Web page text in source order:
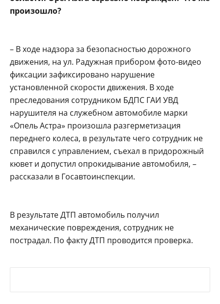
произошло?
– В ходе надзора за безопасностью дорожного
движения, на ул. Радужная прибором фото-видео
фиксации зафиксировано нарушение
установленной скорости движения. В ходе
преследования сотрудником БДПС ГАИ УВД
нарушителя на служебном автомобиле марки
«Опель Астра» произошла разгерметизация
переднего колеса, в результате чего сотрудник не
справился с управлением, съехал в придорожный
кювет и допустил опрокидывание автомобиля, –
рассказали в Госавтоинспекции.
В результате ДТП автомобиль получил
механические повреждения, сотрудник не
пострадал. По факту ДТП проводится проверка.